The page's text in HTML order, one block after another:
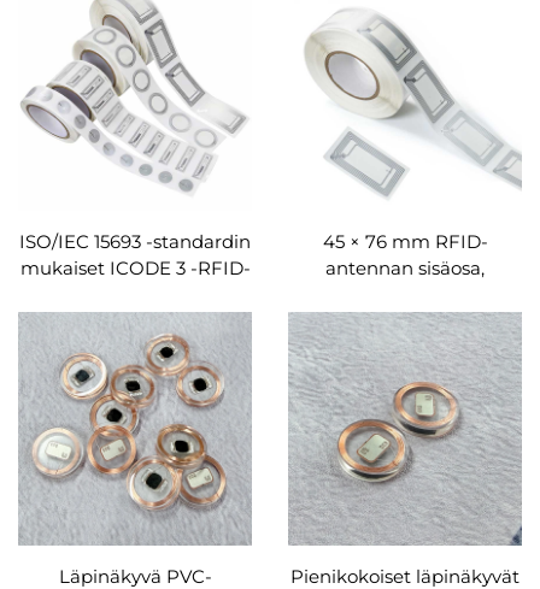
tarrat, HF-tagit, erämyynti
merkintätarrat
tuotetunnistukseen ja
väärennösten torjuntaan
ISO/IEC 15693 -standardin
mukaiset ICODE 3 -RFID-
suorituskyvyn HF-
tunnisteet, räätälöityjä
tuotteita
45 × 76 mm RFID-
antennan sisäosa,
× 54 mm, ICODE SLIX 2 -
RFID-tarrat, mukautettu
Läpinäkyvä PVC-
Pienikokoiset läpinäkyvät